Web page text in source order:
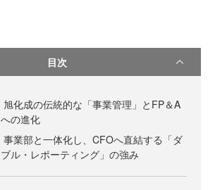
目次
旭化成の伝統的な「事業管理」とFP＆A
への進化
事業部と一体化し、CFOへ直結する「ダ
ブル・レポーティング」の強み